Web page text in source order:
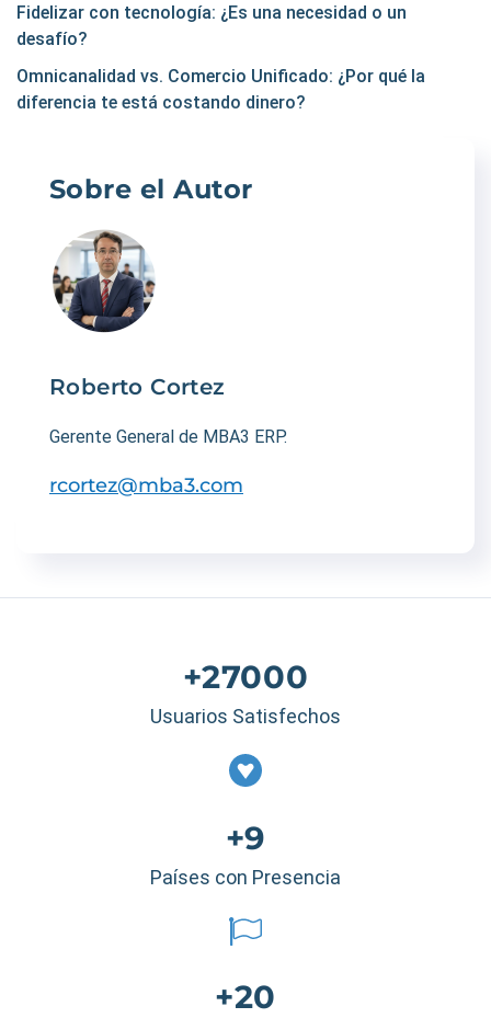
Fidelizar con tecnología: ¿Es una necesidad o un
desafío?
Omnicanalidad vs. Comercio Unificado: ¿Por qué la
diferencia te está costando dinero?
Sobre el Autor
Roberto Cortez
Gerente General de MBA3 ERP.
rcortez@mba3.com
+27000
Usuarios Satisfechos
+9
Países con Presencia
+20